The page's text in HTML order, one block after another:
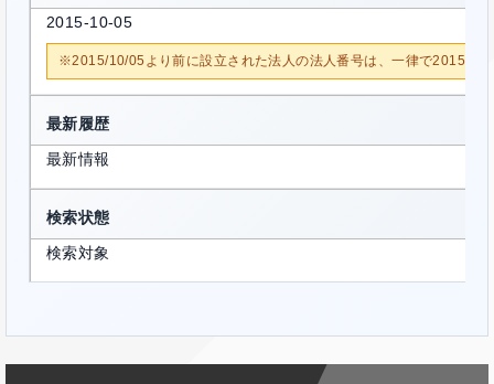
2015-10-05
※2015/10/05より前に設立された法人の法人番号は、一律で2015/10/
最新履歴
最新情報
検索状態
検索対象